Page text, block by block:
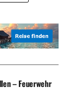
– Feuerwehr